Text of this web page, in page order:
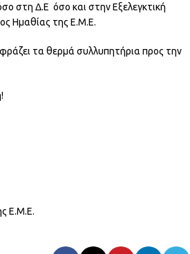
στη Δ.Ε όσο και στην Εξελεγκτική
Ημαθίας της Ε.Μ.Ε.
τα θερμά συλλυπητήρια προς την
Ε.Μ.Ε.